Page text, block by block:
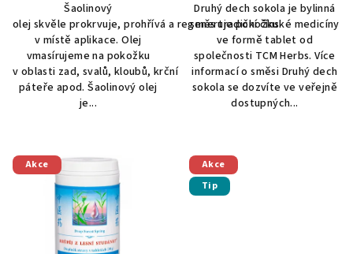
z
5
hvězdiček.
Šaolinový
olej skvěle prokrvuje, prohřívá a regeneruje pokožku
v místě aplikace. Olej
vmasírujeme na pokožku
v oblasti zad, svalů, kloubů, krční
páteře apod. Šaolinový olej
je...
Druhý dech sokola je bylinná
směs tradiční čínské medicíny
ve formě tablet od
společnosti TCM Herbs. Více
informací o směsi Druhý dech
sokola se dozvíte ve veřejně
dostupných...
Akce
Akce
Tip